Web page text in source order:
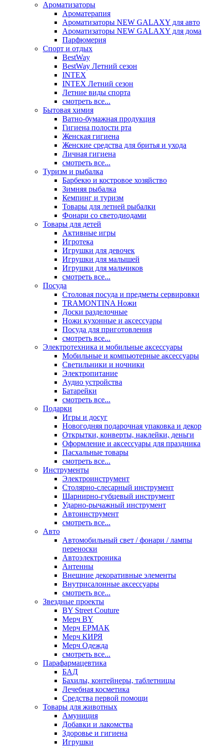
Ароматизаторы
Ароматерапия
Ароматизаторы NEW GALAXY для авто
Ароматизаторы NEW GALAXY для дома
Парфюмерия
Спорт и отдых
BestWay
BestWay Летний сезон
INTEX
INTEX Летний сезон
Летние виды спорта
смотреть все...
Бытовая химия
Ватно-бумажная продукция
Гигиена полости рта
Женская гигиена
Женские средства для бритья и ухода
Личная гигиена
смотреть все...
Туризм и рыбалка
Барбекю и костровое хозяйство
Зимняя рыбалка
Кемпинг и туризм
Товары для летней рыбалки
Фонари со светодиодами
Товары для детей
Активные игры
Игротека
Игрушки для девочек
Игрушки для малышей
Игрушки для мальчиков
смотреть все...
Посуда
Столовая посуда и предметы сервировки
TRAMONTINA Ножи
Доски разделочные
Ножи кухонные и аксессуары
Посуда для приготовления
смотреть все...
Электротехника и мобильные аксессуары
Мобильные и компьютерные аксессуары
Светильники и ночники
Электропитание
Аудио устройства
Батарейки
смотреть все...
Подарки
Игры и досуг
Новогодняя подарочная упаковка и декор
Открытки, конверты, наклейки, деньги
Оформление и аксессуары для праздника
Пасхальные товары
смотреть все...
Инструменты
Электроинструмент
Столярно-слесарный инструмент
Шарнирно-губцевый инструмент
Ударно-рычажный инструмент
Автоинструмент
смотреть все...
Авто
Автомобильный свет / фонари / лампы
переноски
Автоэлектроника
Антенны
Внешние декоративные элементы
Внутрисалонные аксессуары
смотреть все...
Звездные проекты
BY Street Couture
Мерч BY
Мерч ЕРМАК
Мерч КИРЯ
Мерч Одежда
смотреть все...
Парафармацевтика
БАД
Бахилы, контейнеры, таблетницы
Лечебная косметика
Средства первой помощи
Товары для животных
Амуниция
Добавки и лакомства
Здоровье и гигиена
Игрушки